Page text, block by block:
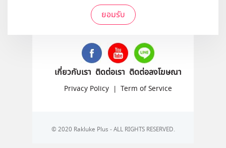
ยอมรับ
ติดตามเราได้ที่
เกี่ยวกับเรา ติดต่อเรา ติดต่อลงโฆษณา
Privacy Policy | Term of Service
© 2020 Rakluke Plus - ALL RIGHTS RESERVED.